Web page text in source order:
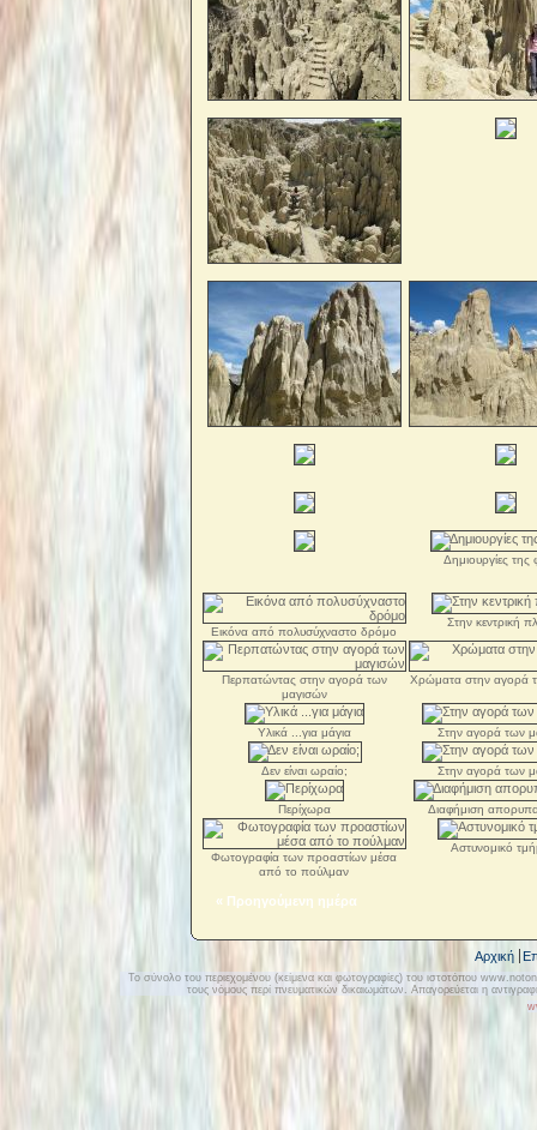
Δημιουργίες της
Εικόνα από πολυσύχναστο δρόμο
Στην κεντρική
Περπατώντας στην αγορά των
μαγισών
Χρώματα στην αγορά
Υλικά ...για μάγια Στην αγορά των
Δεν είναι ωραίο; Στην αγορά των
Περίχωρα Διαφήμιση
Φωτογραφία των προαστίων μέσα
από το πούλμαν
Αστυνομικό
« Προηγούμενη ημέρα
Αρχική
Το σύνολο του περιεχομένου (κείμενα και φωτογραφίες) του ιστοτόπου
τους νόμους περί πνευματικών δικαιωμάτων. Απαγορεύεται η